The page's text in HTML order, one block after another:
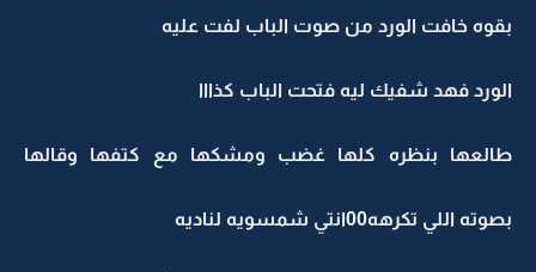
بقوه خافت الورد من صوت الباب لفت عليه
الورد فهد شفيك ليه فتحت الباب كذااا
طالعها بنظره كلها غضب ومشكها مع كتفها وقالها
بصوته اللي تكرهه00انتي شمسويه لناديه